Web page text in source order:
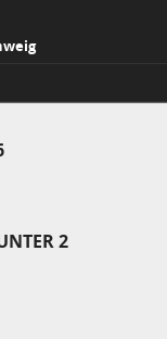
2